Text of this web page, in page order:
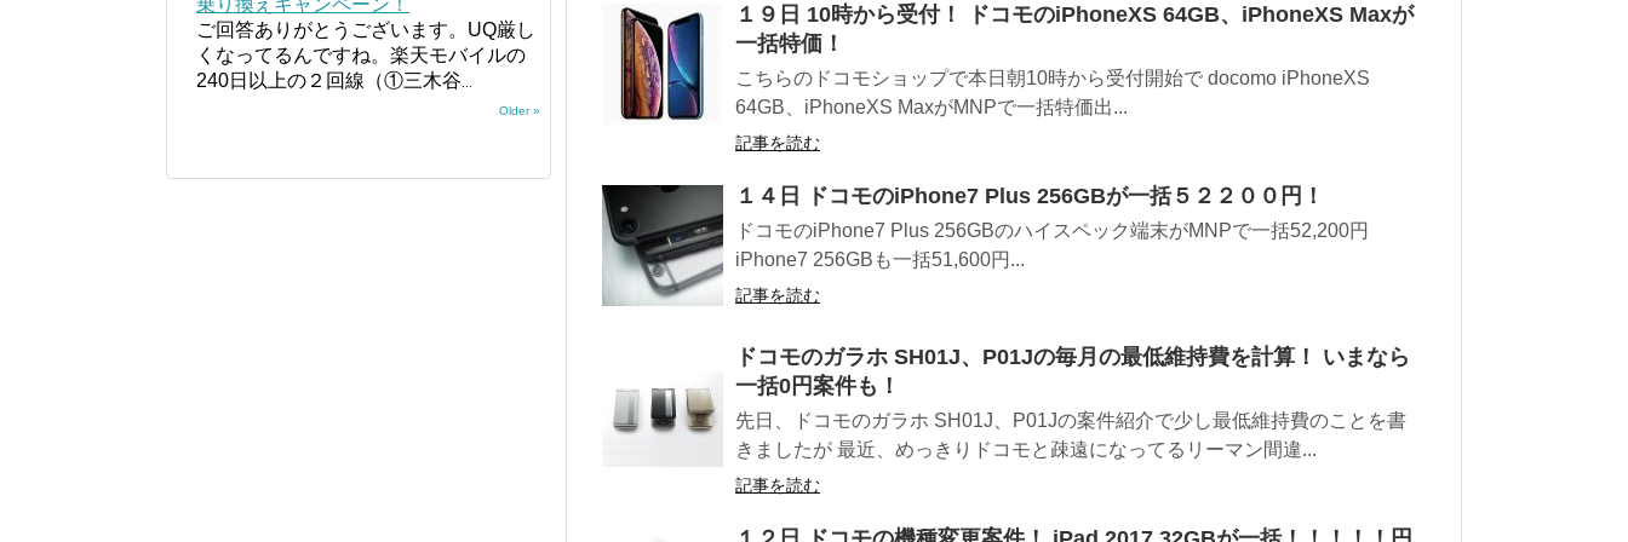
１９日 10時から受付！ ドコモのiPhoneXS 64GB、iPhoneXS Maxが
一括特価！
こちらのドコモショップで本日朝10時から受付開始で docomo iPhoneXS
64GB、iPhoneXS MaxがMNPで一括特価出...
記事を読む
１４日 ドコモのiPhone7 Plus 256GBが一括５２２００円！
ドコモのiPhone7 Plus 256GBのハイスペック端末がMNPで一括52,200円
iPhone7 256GBも一括51,600円...
記事を読む
ドコモのガラホ SH01J、P01Jの毎月の最低維持費を計算！ いまなら
一括0円案件も！
先日、ドコモのガラホ SH01J、P01Jの案件紹介で少し最低維持費のことを書
きましたが 最近、めっきりドコモと疎遠になってるリーマン間違...
記事を読む
乗り換えキャンペーン！
ご回答ありがとうございます。UQ厳し
くなってるんですね。楽天モバイルの
240日以上の２回線（①三木谷
Older »